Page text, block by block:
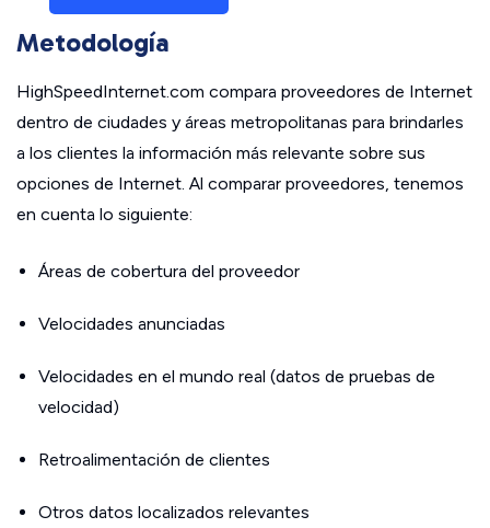
Metodología
HighSpeedInternet.com compara proveedores de Internet
dentro de ciudades y áreas metropolitanas para brindarles
a los clientes la información más relevante sobre sus
opciones de Internet. Al comparar proveedores, tenemos
en cuenta lo siguiente:
Áreas de cobertura del proveedor
Velocidades anunciadas
Velocidades en el mundo real (datos de pruebas de
velocidad)
Retroalimentación de clientes
Otros datos localizados relevantes